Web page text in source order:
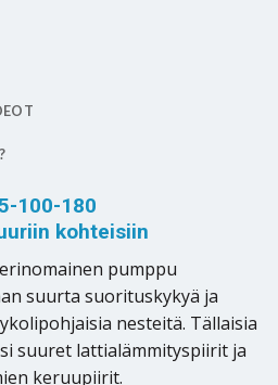
100-180
kohteisiin
pumppu
suurta suorituskykyä ja
nesteitä. Tällaisia
suuret lattialämmityspiirit ja
keruupiirit.